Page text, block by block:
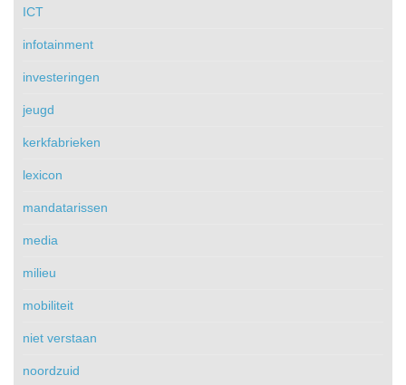
ICT
infotainment
investeringen
jeugd
kerkfabrieken
lexicon
mandatarissen
media
milieu
mobiliteit
niet verstaan
noordzuid